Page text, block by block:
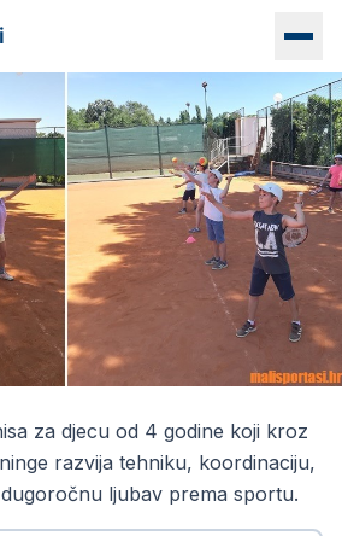
djecu u Zagrebu
za djecu od 4 godine koji kroz
razvija tehniku, koordinaciju,
ljubav prema sportu.